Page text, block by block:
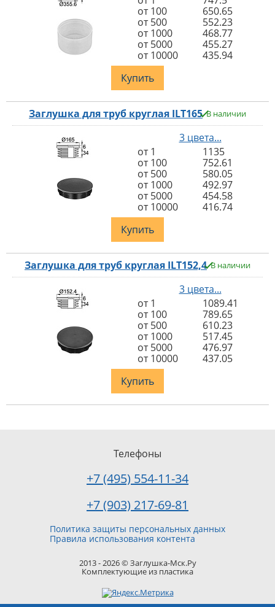
от 100
650.65
от 500
552.23
от 1000
468.77
от 5000
455.27
от 10000
435.94
Купить
Заглушка для труб круглая ILT165 В наличии
3 цвета...
от 1
1135
от 100
752.61
от 500
580.05
от 1000
492.97
от 5000
454.58
от 10000
416.74
Купить
Заглушка для труб круглая ILT152,4 В наличии
3 цвета...
от 1
1089.41
от 100
789.65
от 500
610.23
от 1000
517.45
от 5000
476.97
от 10000
437.05
Купить
2013 - 2026 © Заглушка-Мск.Ру
Комплектующие из пластика
Политика защиты персональных данных
Правила использования контента
Телефоны
+7 (495) 554-11-34
+7 (903) 217-69-81